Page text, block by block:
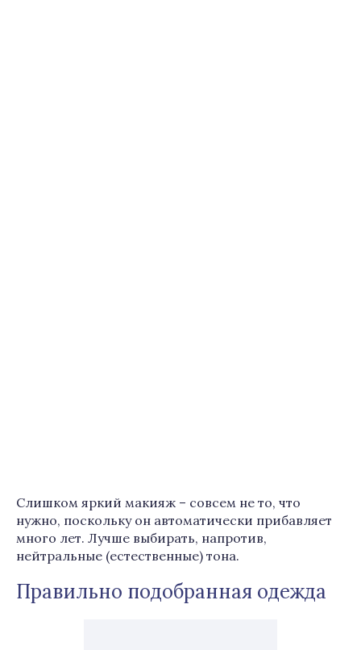
Слишком яркий макияж – совсем не то, что
нужно, поскольку он автоматически прибавляет
много лет. Лучше выбирать, напротив,
нейтральные (естественные) тона.
Правильно подобранная одежда